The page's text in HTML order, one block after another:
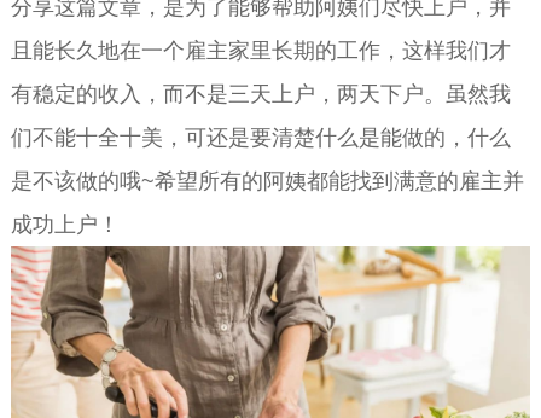
分享这篇文章，是为了能够帮助阿姨们尽快上户，并
且能长久地在一个雇主家里长期的工作，这样我们才
有稳定的收入，而不是三天上户，两天下户。虽然我
们不能十全十美，可还是要清楚什么是能做的，什么
是不该做的哦~希望所有的阿姨都能找到满意的雇主并
成功上户！